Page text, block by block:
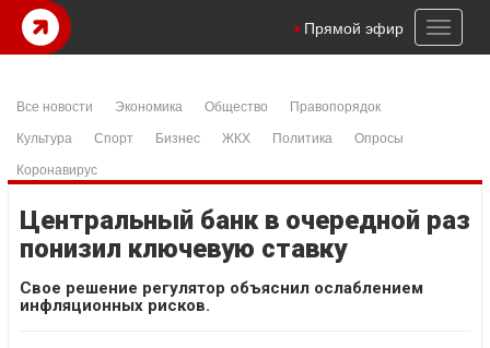
Toggle
Прямой эфир
Все новости Экономика Общество
Правопорядок
Культура
Спорт Бизнес ЖКХ Политика
Опросы
Коронавирус
Центральный банк в очередной раз
понизил ключевую ставку
Свое решение регулятор объяснил ослаблением
инфляционных рисков.